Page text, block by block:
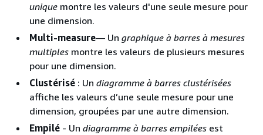
unique montre les valeurs d'une seule mesure pour
une dimension.
Multi-measure— Un graphique à barres à mesures
multiples montre les valeurs de plusieurs mesures
pour une dimension.
Clustérisé : Un diagramme à barres clustérisées
affiche les valeurs d’une seule mesure pour une
dimension, groupées par une autre dimension.
Empilé - Un diagramme à barres empilées est